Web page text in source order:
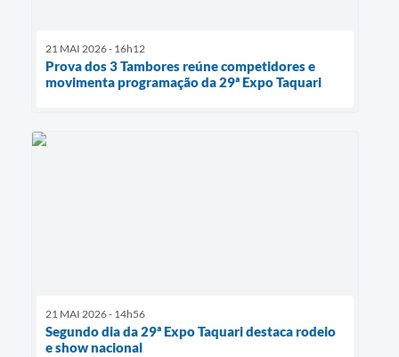
21 MAI 2026 - 16h12
Prova dos 3 Tambores reúne competidores e
movimenta programação da 29ª Expo Taquari
21 MAI 2026 - 14h56
Segundo dia da 29ª Expo Taquari destaca rodeio
e show nacional